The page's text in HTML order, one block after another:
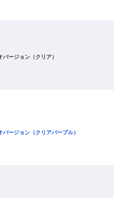
ージョン（クリア）
ージョン（クリアパープル）